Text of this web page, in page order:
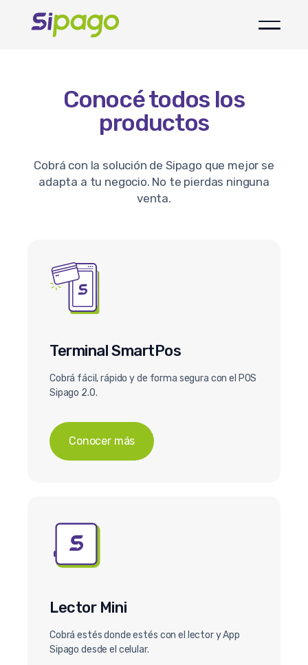
Conocé todos los
productos
Cobrá con la solución de Sipago que mejor se
adapta a tu negocio. No te pierdas ninguna
venta.
Terminal SmartPos
Cobrá fácil, rápido y de forma segura con el POS
Sipago 2.0.
Conocer más
Lector Mini
Cobrá estés donde estés con el lector y App
Sipago desde el celular.